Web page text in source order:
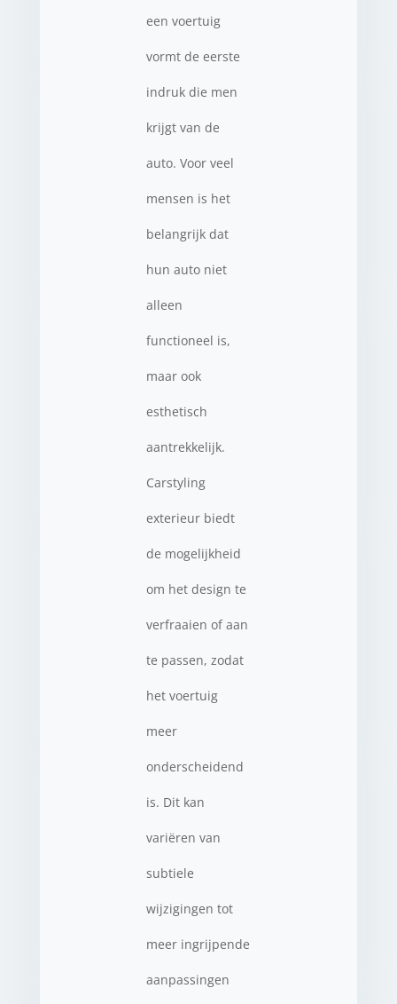
een voertuig
vormt de eerste
indruk die men
krijgt van de
auto. Voor veel
mensen is het
belangrijk dat
hun auto niet
alleen
functioneel is,
maar ook
esthetisch
aantrekkelijk.
Carstyling
exterieur biedt
de mogelijkheid
om het design te
verfraaien of aan
te passen, zodat
het voertuig
meer
onderscheidend
is. Dit kan
variëren van
subtiele
wijzigingen tot
meer ingrijpende
aanpassingen